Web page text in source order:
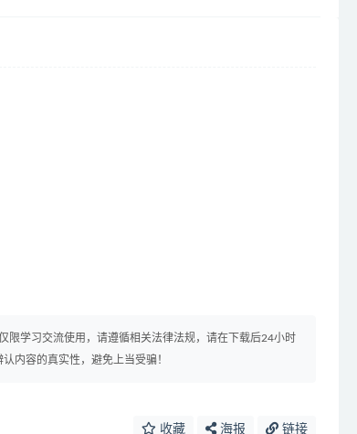
限学习交流使用，请遵循相关法律法规，请在下载后24小时
内容的真实性，避免上当受骗！
收藏 海报 链接